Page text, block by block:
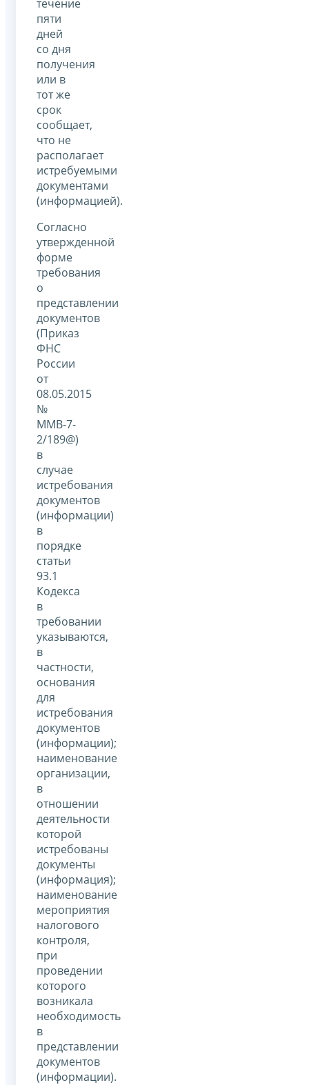
течение
пяти
дней
со дня
получения
или в
тот же
срок
сообщает,
что не
располагает
истребуемыми
документами
(информацией).
Согласно
утвержденной
форме
требования
о
представлении
документов
(Приказ
ФНС
России
от
08.05.2015
№
ММВ-7-
2/189@)
в
случае
истребования
документов
(информации)
в
порядке
статьи
93.1
Кодекса
в
требовании
указываются,
в
частности,
основания
для
истребования
документов
(информации);
наименование
организации,
в
отношении
деятельности
которой
истребованы
документы
(информация);
наименование
мероприятия
налогового
контроля,
при
проведении
которого
возникала
необходимость
в
представлении
документов
(информации).